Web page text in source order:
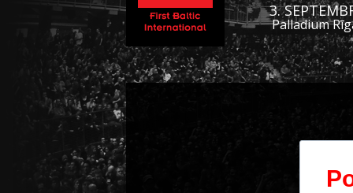
3.
Palladium